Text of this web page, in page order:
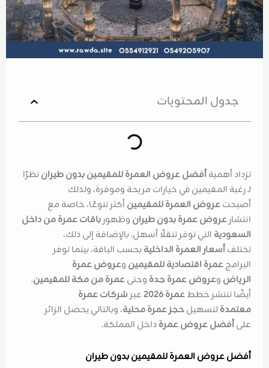
جدول المحتويات
تزداد أهميةأفضل عروض العمرة للمقيمين بدون طيراننظرًا
لـ رغبة المقيمين في خيارات مريحة وموفرة، ولذلك
أصبحتعروض العمرة للمقيمينأكثر تنوعًا، خاصة مع
انتشارعروض عمرة بدون طيران وظهورباقات عمرة من داخل
السعودية التي توفر تنقلًا أسهل. بالإضافة إلى ذلك،
تختلفأسعار العمرة الداخلية بحسب الباقة، بينما توفر
البرامجعمرة اقتصادية للمقيمين وعروض عمرة
الرياض وعروض عمرة جدة وحتىعمرة من مكة للمقيمين.
أيضًا تنتشر خططعمرة 2026 عبرشركات عمرة
معتمدة لتسهيلحجز عمرة محلية، وبالتالي يحصل الزائر
علىأفضل عروض عمرةداخل المملكة.
أفضل عروض العمرة للمقيمين بدون طيران